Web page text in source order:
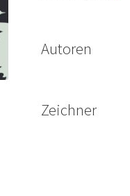
Autoren
Zeichner